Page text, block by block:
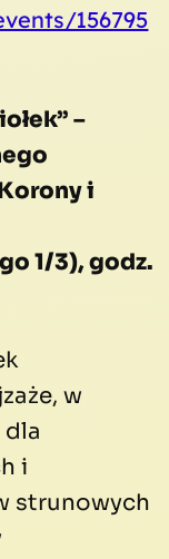
156795
–
i
1/3), godz.
w
dla
i
strunowych